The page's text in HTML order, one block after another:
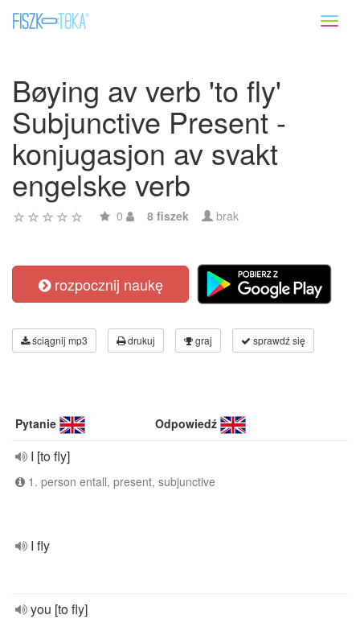
Bøying av verb 'to fly'
Subjunctive Present -
konjugasjon av svakt
engelske verb
0 8 fiszek brak
rozpocznij naukę
ściągnij mp3 drukuj graj sprawdź się
Pytanie Odpowiedź
I [to fly]
1. person entall, present, subjunctive
I fly
you [to fly]